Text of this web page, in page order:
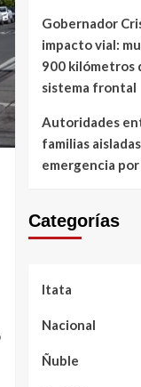
Gobernador
impacto vial:
900 kilómetros
sistema frontal
Autoridades
familias
emergencia
Categorías
Itata
Nacional
Ñuble